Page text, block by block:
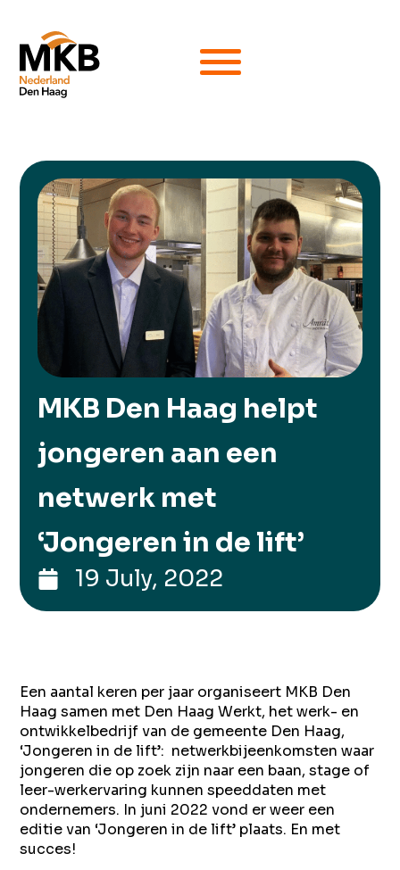
MKB Den Haag helpt
jongeren aan een
netwerk met
‘Jongeren in de lift’
19 July, 2022
Een aantal keren per jaar organiseert MKB Den
Haag samen met Den Haag Werkt, het werk- en
ontwikkelbedrijf van de gemeente Den Haag,
‘Jongeren in de lift’: netwerkbijeenkomsten waar
jongeren die op zoek zijn naar een baan, stage of
leer-werkervaring kunnen speeddaten met
ondernemers. In juni 2022 vond er weer een
editie van ‘Jongeren in de lift’ plaats. En met
succes!